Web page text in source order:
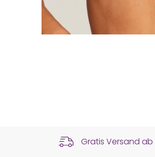
Gratis Versand ab